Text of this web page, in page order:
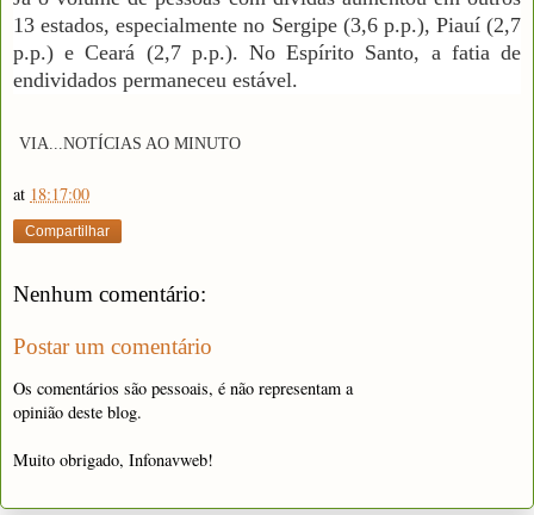
13 estados, especialmente no Sergipe (3,6 p.p.), Piauí (2,7
p.p.) e Ceará (2,7 p.p.). No Espírito Santo, a fatia de
endividados permaneceu estável.
VIA ...NOTÍCIAS AO MINUTO
at 18:17:00
Compartilhar
Nenhum comentário:
Postar um comentário
Os comentários são pessoais, é não representam a
opinião deste blog.
Muito obrigado, Infonavweb!